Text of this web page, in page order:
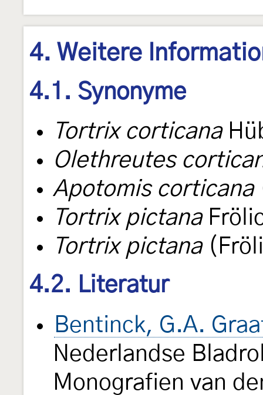
4. Weitere
4.1. Synonyme
Tortrix corticana
Olethreutes
Apotomis corticana
Tortrix pictana
Tortrix pictana
4.2. Literatur
Bentinck, G.A.
Nederlandse
Monografien van